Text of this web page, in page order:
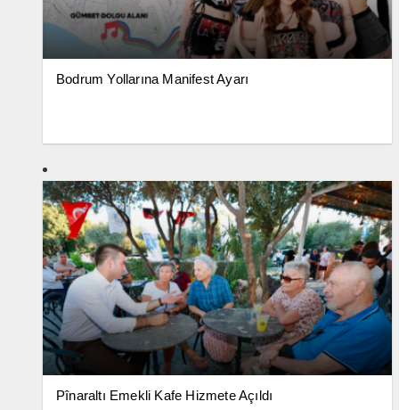
Bodrum Yollarına Manifest Ayarı
Pînaraltı Emekli Kafe Hizmete Açıldı